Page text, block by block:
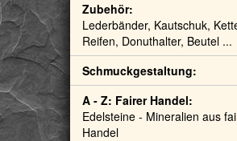
Zubehör:
Lederbänder, Kautschuk,
Reifen, Donuthalter, Beutel ...
Schmuckgestaltung:
A - Z: Fairer Handel:
Edelsteine - Mineralien aus
Handel